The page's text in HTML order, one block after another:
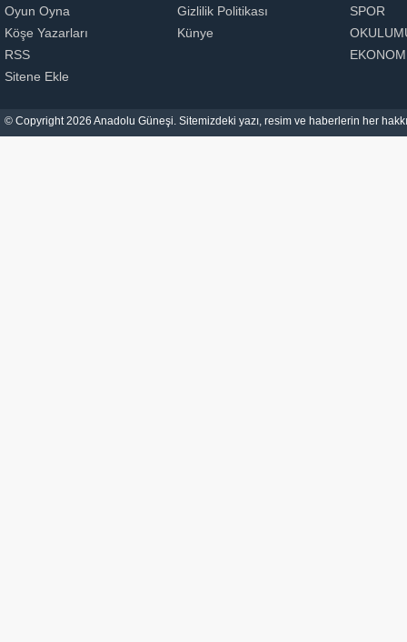
Oyun Oyna
Köşe Yazarları
RSS
Sitene Ekle
Gizlilik Politikası
Künye
SPOR
© Copyright 2026 Anadolu Güneşi. Sitemizdeki yazı, resim ve haberlerin her